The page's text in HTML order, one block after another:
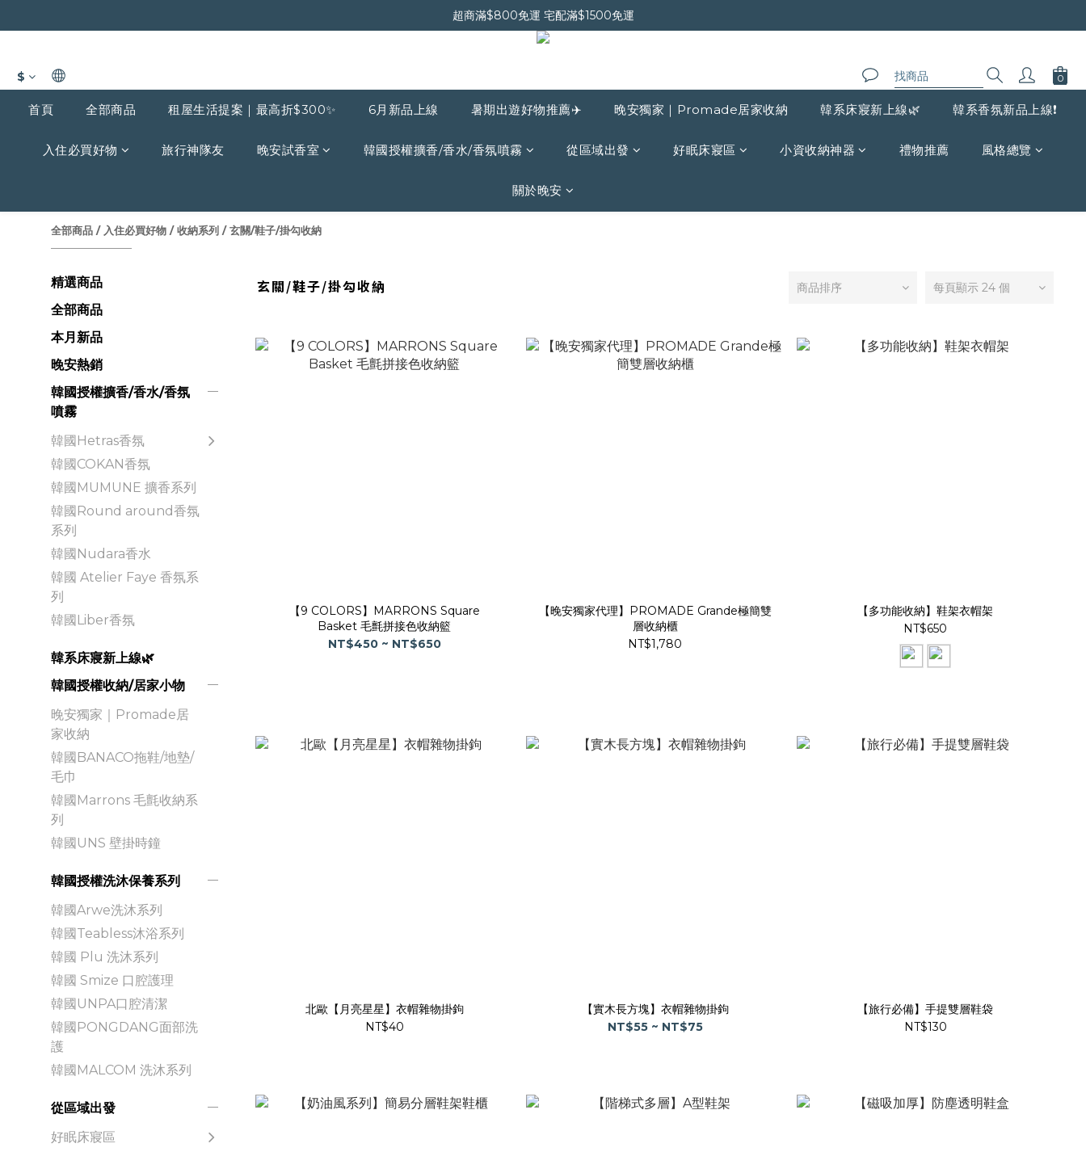
晚安會員新上線｜新會員現折$30
超商滿$800免運 宅配滿$1500免運
晚安會員新上線｜新會員現折$30
$
首頁 全部商品 租屋生活提案｜最高折$300✨ 6月新品上線 暑期出遊好物推薦✈️ 晚安獨家｜Promade居家收納 韓系床寢新上線🌿 韓系香氛新品上線❗️
入住必買好物 旅行神隊友 晚安試香室 韓國授權擴香/香水/香氛噴霧 從區域出發 好眠床寢區 小資收納神器 禮物推薦 風格總覽
關於晚安
全部商品 / 入住必買好物 /收納系列 /玄關/鞋子/掛勾收納
精選商品
全部商品
本月新品
晚安熱銷
韓國授權擴香/香水/香氛
噴霧
韓國Hetras香氛
韓國COKAN香氛
韓國MUMUNE 擴香系列
韓國Round around香氛
系列
韓國Nudara香水
韓國 Atelier Faye 香氛系
列
韓國Liber香氛
韓系床寢新上線🌿
韓國授權收納/居家小物
晚安獨家｜Promade居
家收納
韓國BANACO拖鞋/地墊/
毛巾
韓國Marrons 毛氈收納系
列
韓國UNS 壁掛時鐘
韓國授權洗沐保養系列
韓國Arwe洗沐系列
韓國Teabless沐浴系列
韓國 Plu 洗沐系列
韓國 Smize 口腔護理
韓國UNPA口腔清潔
韓國PONGDANG面部洗
護
韓國MALCOM 洗沐系列
從區域出發
好眠床寢區
玄關/鞋子/掛勾收納 商品排序 每頁顯示 24 個
【9 COLORS】MARRONS Square
Basket 毛氈拼接色收納籃
NT$450 ~ NT$650
【晚安獨家代理】PROMADE Grande極簡雙
層收納櫃
NT$1,780
【多功能收納】鞋架衣帽架
NT$650
北歐【月亮星星】衣帽雜物掛鉤
NT$40
【實木長方塊】衣帽雜物掛鉤
NT$55 ~ NT$75
【旅行必備】手提雙層鞋袋
NT$130